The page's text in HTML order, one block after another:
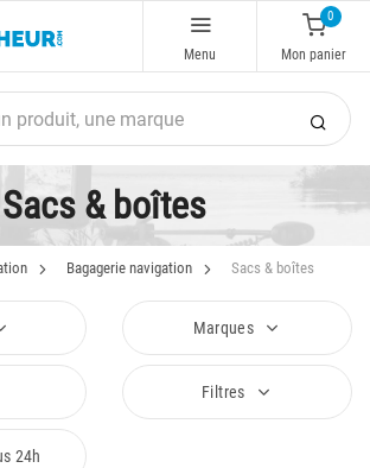
Menu
0
Mon panier
Sacs & boîtes
Bagagerie navigation Sacs & boîtes
Marques
Filtres
24h